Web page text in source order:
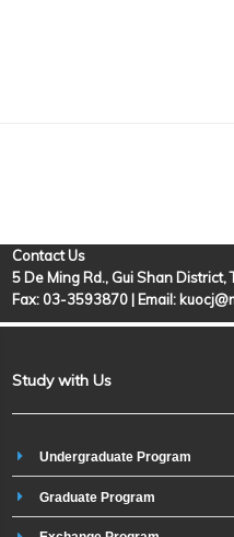
Contact Us
5 De Ming Rd., Gui Shan
Fax: 03-3593870 |Email:
Study with Us
Undergraduate Program
Graduate Program